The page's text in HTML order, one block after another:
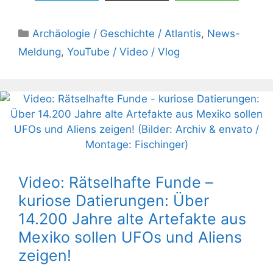
Kategorien
Archäologie / Geschichte / Atlantis, News-
Meldung, YouTube / Video / Vlog
Video: Rätselhafte Funde –
kuriose Datierungen: Über
14.200 Jahre alte Artefakte aus
Mexiko sollen UFOs und Aliens
zeigen!